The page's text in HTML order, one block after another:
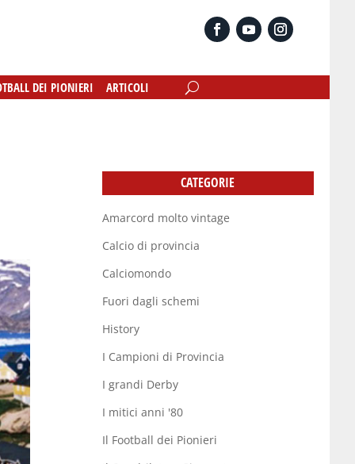
DEI PIONIERI ARTICOLI
DEI PIONIERI ARTICOLI
CATEGORIE
Amarcord molto vintage
Calcio di provincia
Calciomondo
Fuori dagli schemi
History
I Campioni di Provincia
I grandi Derby
I mitici anni '80
Il Football dei Pionieri